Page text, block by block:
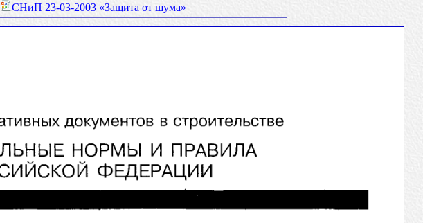
СНиП 23-03-2003 «Защита от шума»